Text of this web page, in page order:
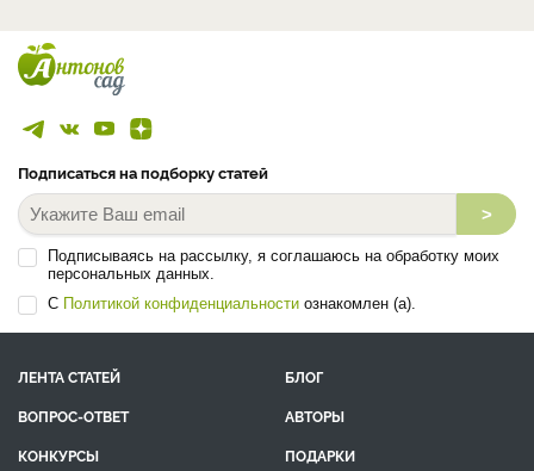
Подписаться на подборку статей
>
Подписываясь на рассылку, я соглашаюсь на обработку моих
персональных данных.
С Политикой конфиденциальности ознакомлен (а).
ЛЕНТА СТАТЕЙ
БЛОГ
ВОПРОС-ОТВЕТ
АВТОРЫ
КОНКУРСЫ
ПОДАРКИ